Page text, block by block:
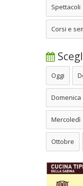
Spettacoli
Corsi e
Oggi
Domenica
Mercoledì
Ottobre